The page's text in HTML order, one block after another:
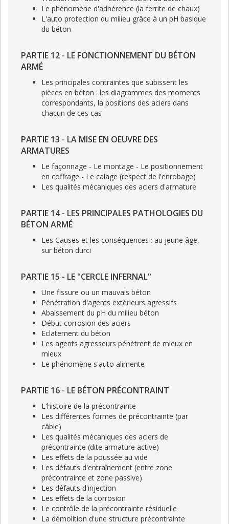
Le phénomène d'adhérence (la ferrite de chaux)
L'auto protection du milieu grâce à un pH basique
du béton
PARTIE 12 - LE FONCTIONNEMENT DU BÉTON
ARMÉ
Les principales contraintes que subissent les
pièces en béton : les diagrammes des moments
correspondants, la positions des aciers dans
chacun de ces cas
PARTIE 13 - LA MISE EN OEUVRE DES
ARMATURES
Le façonnage - Le montage - Le positionnement
en coffrage - Le calage (respect de l'enrobage)
Les qualités mécaniques des aciers d'armature
PARTIE 14 - LES PRINCIPALES PATHOLOGIES DU
BÉTON ARMÉ
Les Causes et les conséquences : au jeune âge,
sur béton durci
PARTIE 15 - LE "CERCLE INFERNAL"
Une fissure ou un mauvais béton
Pénétration d'agents extérieurs agressifs
Abaissement du pH du milieu béton
Début corrosion des aciers
Eclatement du béton
Les agents agresseurs pénètrent de mieux en
mieux
Le phénomène s'auto alimente
PARTIE 16 - LE BÉTON PRÉCONTRAINT
L'histoire de la précontrainte
Les différentes formes de précontrainte (par
câble)
Les qualités mécaniques des aciers de
précontrainte (dite armature active)
Les effets de la poussée au vide
Les défauts d'entraînement (entre zone
précontrainte et zone passive)
Les défauts d'injection
Les effets de la corrosion
Le contrôle de la précontrainte résiduelle
La démolition d'une structure précontrainte